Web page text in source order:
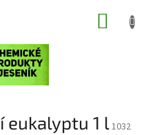
eukalyptu 1 l1032